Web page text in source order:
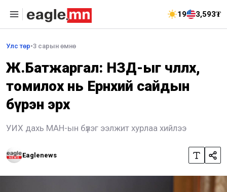
19 3,593₮
Улс төр•3 сарын өмнө
Ж.Батжаргал: НЗД-ыг чөлөөлөх,
томилох нь Ерөнхий сайдын
бүрэн эрх
УИХ дахь МАН-ын бүлэг ээлжит хурлаа хийлээ
Eaglenews